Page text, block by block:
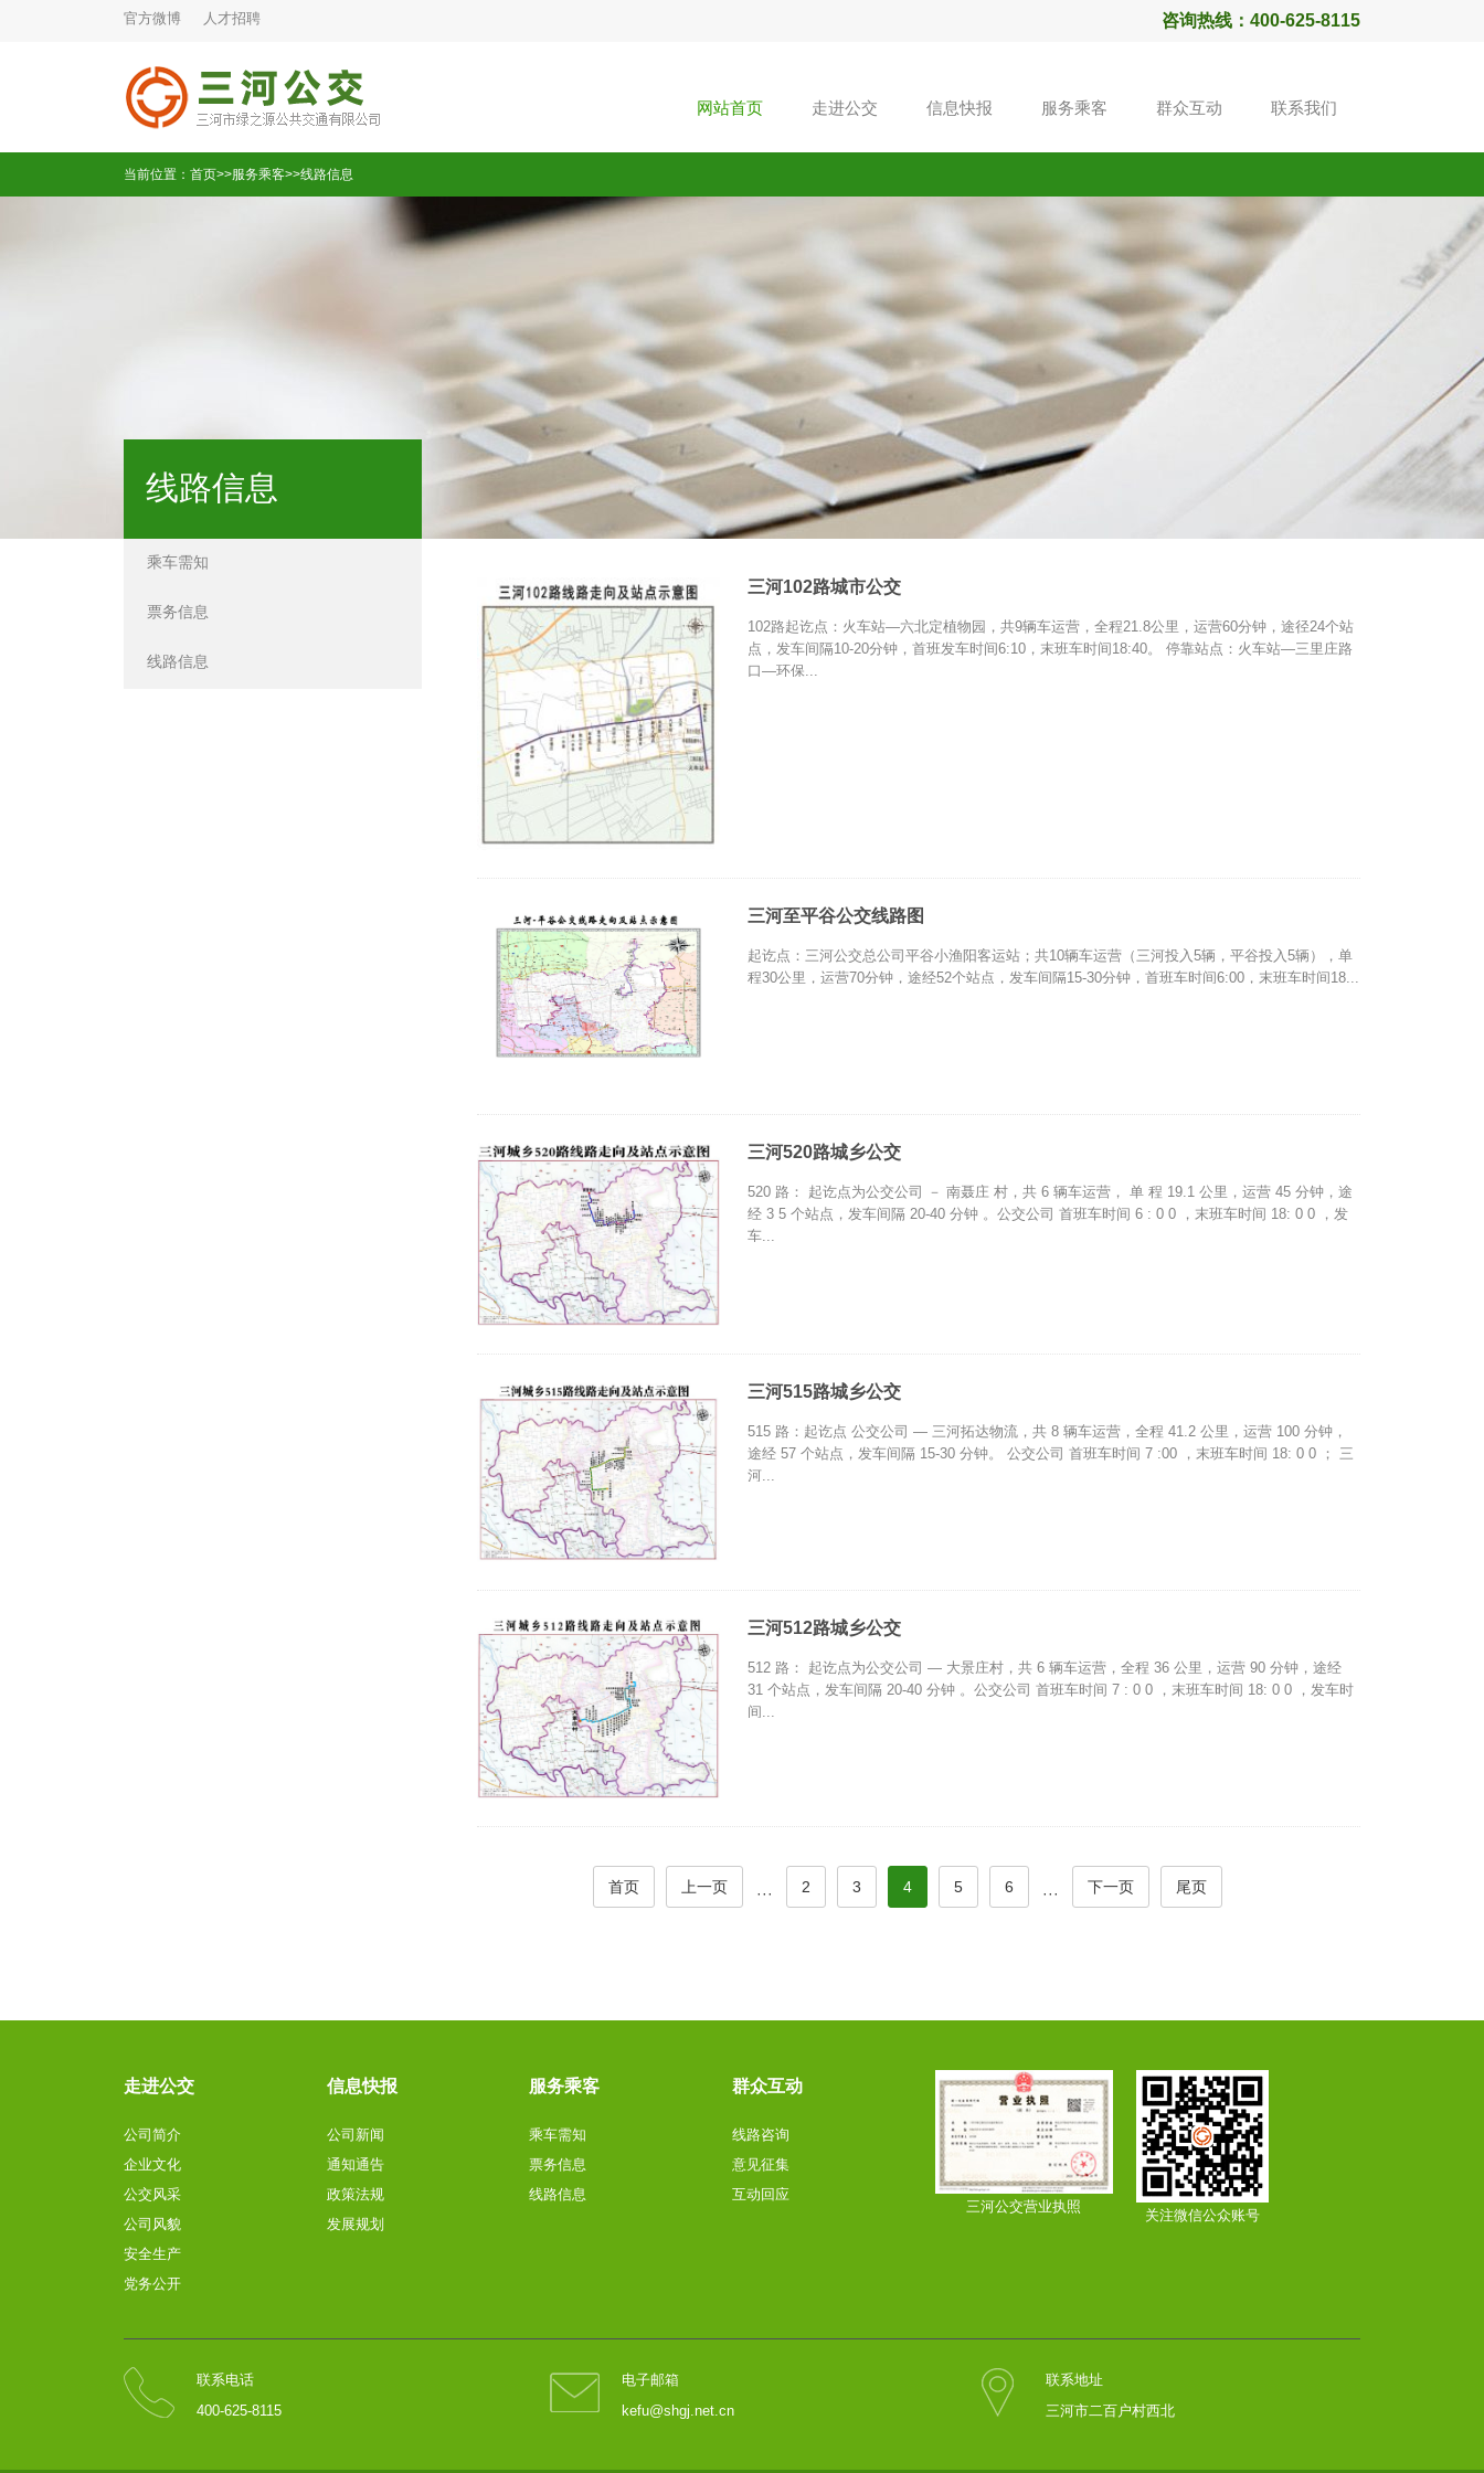
咨询热线：400-625-8115
官方微博 人才招聘
网站首页 走进公交 信息快报 服务乘客 群众互动 联系我们
当前位置： 首页>>服务乘客>>线路信息
三河102路城市公交
102路起讫点：火车站—六北定植物园，共9辆车运营，全程21.8公里，运营60分钟，途径24个站
点，发车间隔10-20分钟，首班发车时间6:10，末班车时间18:40。 停靠站点：火车站—三里庄路
口—环保...
三河至平谷公交线路图
起讫点：三河公交总公司平谷小渔阳客运站；共10辆车运营（三河投入5辆，平谷投入5辆），单
程30公里，运营70分钟，途经52个站点，发车间隔15-30分钟，首班车时间6:00，末班车时间18...
三河520路城乡公交
520 路： 起讫点为公交公司 － 南聂庄 村，共 6 辆车运营， 单 程 19.1 公里，运营 45 分钟，途
经 3 5 个站点，发车间隔 20-40 分钟 。公交公司 首班车时间 6 : 0 0 ，末班车时间 18: 0 0 ，发
车...
三河515路城乡公交
515 路：起讫点 公交公司 — 三河拓达物流，共 8 辆车运营，全程 41.2 公里，运营 100 分钟，
途经 57 个站点，发车间隔 15-30 分钟。 公交公司 首班车时间 7 :00 ，末班车时间 18: 0 0 ； 三
河...
三河512路城乡公交
512 路： 起讫点为公交公司 — 大景庄村，共 6 辆车运营，全程 36 公里，运营 90 分钟，途经
31 个站点，发车间隔 20-40 分钟 。公交公司 首班车时间 7 : 0 0 ，末班车时间 18: 0 0 ，发车时
间...
首页 上一页 ··· 2 3 4 5 6 ··· 下一页 尾页
线路信息
乘车需知
票务信息
线路信息
走进公交
公司简介
企业文化
公交风采
公司风貌
安全生产
党务公开
信息快报
公司新闻
通知通告
政策法规
发展规划
服务乘客
乘车需知
票务信息
线路信息
群众互动
线路咨询
意见征集
互动回应
三河公交营业执照
关注微信公众账号
联系电话
400-625-8115
电子邮箱
kefu@shgj.net.cn
联系地址
三河市二百户村西北